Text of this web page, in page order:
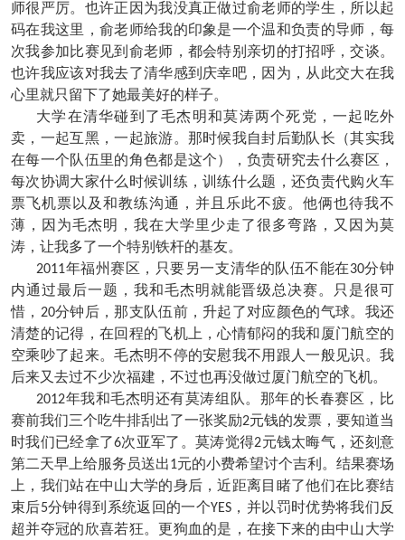
师很严厉。也许正因为我没真正做过俞老师的学生，所以起
码在我这里，俞老师给我的印象是一个温和负责的导师，每
次我参加比赛见到俞老师，都会特别亲切的打招呼，交谈。
也许我应该对我去了清华感到庆幸吧，因为，从此交大在我
心里就只留下了她最美好的样子。
大学在清华碰到了毛杰明和莫涛两个死党，一起吃外
卖，一起互黑，一起旅游。那时候我自封后勤队长（其实我
在每一个队伍里的角色都是这个），负责研究去什么赛区，
每次协调大家什么时候训练，训练什么题，还负责代购火车
票飞机票以及和教练沟通，并且乐此不疲。他俩也待我不
薄，因为毛杰明，我在大学里少走了很多弯路，又因为莫
涛，让我多了一个特别铁杆的基友。
2011年福州赛区，只要另一支清华的队伍不能在30分钟
内通过最后一题，我和毛杰明就能晋级总决赛。只是很可
惜， 20分钟后，那支队伍前，升起了对应颜色的气球。我还
清楚的记得，在回程的飞机上，心情郁闷的我和厦门航空的
空乘吵了起来。毛杰明不停的安慰我不用跟人一般见识。我
后来又去过不少次福建，不过也再没做过厦门航空的飞机。
2012年我和毛杰明还有莫涛组队。那年的长春赛区，比
赛前我们三个吃牛排刮出了一张奖励2元钱的发票，要知道当
时我们已经拿了6次亚军了。莫涛觉得2元钱太晦气，还刻意
第二天早上给服务员送出1元的小费希望讨个吉利。结果赛场
上，我们站在中山大学的身后，近距离目睹了他们在比赛结
束后5分钟得到系统返回的一个YES ，并以罚时优势将我们反
超并夺冠的欣喜若狂。更狗血的是，在接下来的由中山大学